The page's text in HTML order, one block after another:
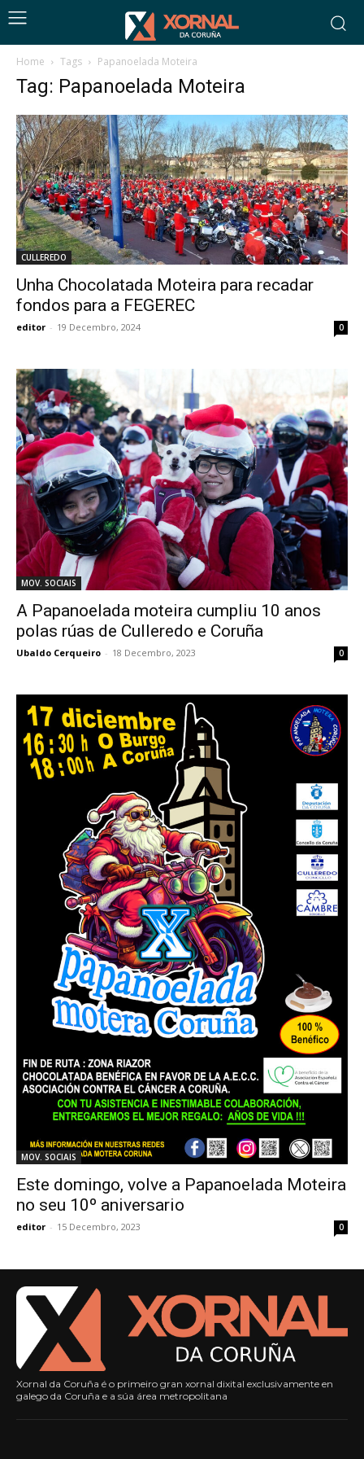
Home Tags Papanoelada Moteira
Tag: Papanoelada Moteira
CULLEREDO
Unha Chocolatada Moteira para recadar
fondos para a FEGEREC
editor - 19 Decembro, 2024 0
MOV. SOCIAIS
A Papanoelada moteira cumpliu 10 anos
polas rúas de Culleredo e Coruña
Ubaldo Cerqueiro - 18 Decembro, 2023 0
MOV. SOCIAIS
Este domingo, volve a Papanoelada Moteira
no seu 10º aniversario
editor - 15 Decembro, 2023 0
Xornal da Coruña é o primeiro gran xornal dixital exclusivamente en
galego da Coruña e a súa área metropolitana